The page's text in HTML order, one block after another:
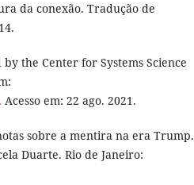
da conexão. Tradução de
by the Center for Systems Science
Acesso em: 22 ago. 2021.
sobre a mentira na era Trump.
Duarte. Rio de Janeiro: